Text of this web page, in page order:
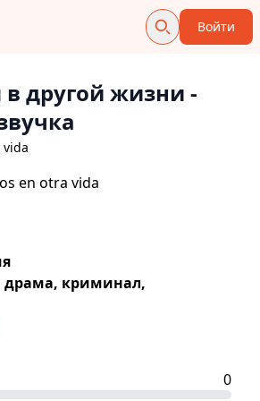
Войти
другой жизни -
vida
драма, криминал,
0